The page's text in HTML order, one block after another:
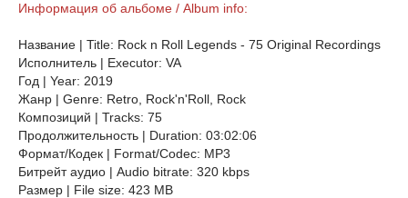
Информация об альбоме / Album info:
Название | Title: Rock n Roll Legends - 75 Original Recordings
Исполнитель | Executor: VA
Год | Year: 2019
Жанр | Genre: Retro, Rock'n'Roll, Rock
Композиций | Tracks: 75
Продолжительность | Duration: 03:02:06
Формат/Кодек | Format/Codec: MP3
Битрейт аудио | Audio bitrate: 320 kbps
Размер | File size: 423 MB